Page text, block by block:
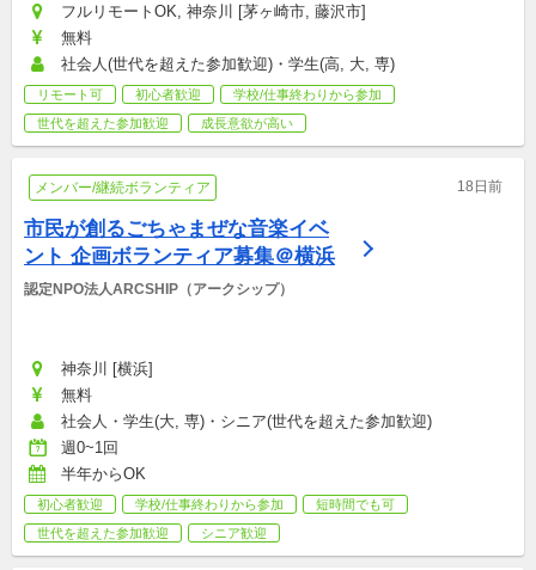
フルリモートOK, 神奈川 [茅ヶ崎市, 藤沢市]
無料
社会人(世代を超えた参加歓迎)・学生(高, 大, 専)
リモート可 初心者歓迎
学校/仕事終わりから参加
世代を超えた参加歓迎
成長意欲が高い
メンバー/継続ボランティア 18日前
市民が創るごちゃまぜな音楽イベ
ント 企画ボランティア募集＠横浜
認定NPO法人ARCSHIP（アークシップ）
神奈川 [横浜]
無料
社会人・学生(大, 専)・シニア(世代を超えた参加歓迎)
週0~1回
半年からOK
初心者歓迎 学校/仕事終わりから参加
短時間でも可
世代を超えた参加歓迎
シニア歓迎